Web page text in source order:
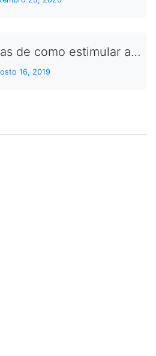
Dicas de como estimular as crianças a fazerem as lições de casa
16, 2019